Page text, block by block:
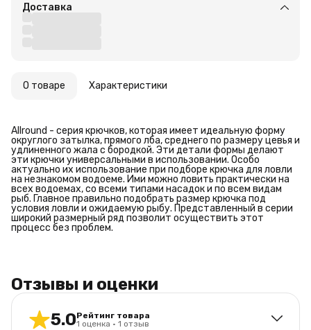
Доставка
О товаре Характеристики
Allround - серия крючков, которая имеет идеальную форму
округлого затылка, прямого лба, среднего по размеру цевья и
удлиненного жала с бородкой. Эти детали формы делают
эти крючки универсальными в использовании. Особо
актуально их использование при подборе крючка для ловли
на незнакомом водоеме. Ими можно ловить практически на
всех водоемах, со всеми типами насадок и по всем видам
рыб. Главное правильно подобрать размер крючка под
условия ловли и ожидаемую рыбу. Представленный в серии
широкий размерный ряд позволит осуществить этот
процесс без проблем.
Отзывы и оценки
5.0Рейтинг товара
1 оценка · 1 отзыв